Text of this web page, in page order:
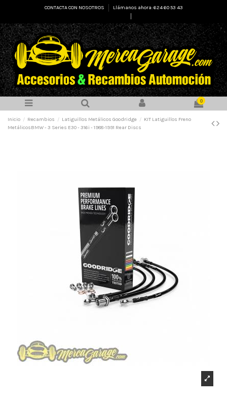
CONTACTA CON NOSOTROS
Llámanos ahora: 624 60 53 43
0
Inicio Recambios Latiguillos Metálicos Goodridge
KIT Latiguillos Freno
MetálicosBMW - 3 Series E30 - 316i - 1988-1991 Rear Discs